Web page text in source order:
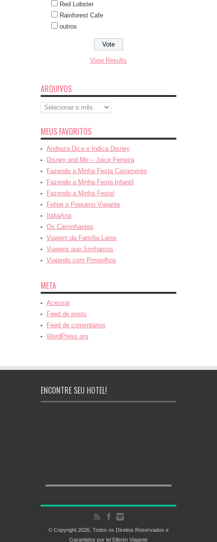
Red Lobster
Rainforest Cafe
outros
View Results
ARQUIVOS
Arquivos
MEUS FAVORITOS
Andreza Dica e Indica Disney
Disney and Me – Joice Ferreira
Fazendo a Minha Festa Casamento
Fazendo a Minha Festa Infantil
Fazendo a Minha Festa!
Felipe o Pequeno Viajante
ItaliaAna
Os Caminhantes
Viagem da Família Lares
Viagens que Sonhamos
Viajando com Pimpolhos
META
Acessar
Feed de posts
Feed de comentários
WordPress.org
ENCONTRE SEU HOTEL!
© Copyright 2026, Todos os Direitos Reservados e
Garantidos por lei Ellerim Viajante